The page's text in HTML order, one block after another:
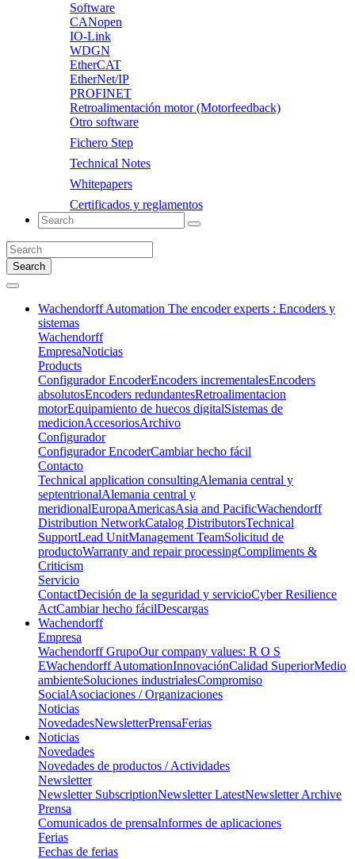
Software
CANopen
IO-Link
WDGN
EtherCAT
EtherNet/IP
PROFINET
Retroalimentación motor (Motorfeedback)
Otro software
Fichero Step
Technical Notes
Whitepapers
Certificados y reglamentos
Search
Wachendorff Automation The encoder experts : Encoders y
sistemas
Wachendorff
EmpresaNoticias
Products
Configurador EncoderEncoders incrementalesEncoders
absolutosEncoders redundantesRetroalimentacion
motorEquipamiento de huecos digitalSistemas de
medicionAccesoriosArchivo
Configurador
Configurador EncoderCambiar hecho fácil
Contacto
Technical application consultingAlemania central y
septentrionalAlemania central y
meridionalEuropaAmericasAsia and PacificWachendorff
Distribution NetworkCatalog DistributorsTechnical
SupportLead UnitManagement TeamSolicitud de
productoWarranty and repair processingCompliments &
Criticism
Servicio
ContactDecisión de la seguridad y servicioCyber Resilience
ActCambiar hecho fácilDescargas
Wachendorff
Empresa
Wachendorff GrupoOur company values: R O S
EWachendorff AutomationInnovaciónCalidad SuperiorMedio
ambienteSoluciones industrialesCompromiso
SocialAsociaciones / Organizaciones
Noticias
NovedadesNewsletterPrensaFerias
Noticias
Novedades
Novedades de productos / Actividades
Newsletter
Newsletter SubscriptionNewsletter LatestNewsletter Archive
Prensa
Comunicados de prensaInformes de aplicaciones
Ferias
Fechas de ferias